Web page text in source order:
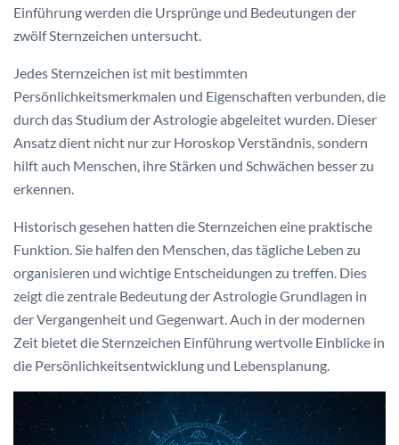
Einführung werden die Ursprünge und Bedeutungen der
zwölf Sternzeichen untersucht.
Jedes Sternzeichen ist mit bestimmten
Persönlichkeitsmerkmalen und Eigenschaften verbunden, die
durch das Studium der Astrologie abgeleitet wurden. Dieser
Ansatz dient nicht nur zur Horoskop Verständnis, sondern
hilft auch Menschen, ihre Stärken und Schwächen besser zu
erkennen.
Historisch gesehen hatten die Sternzeichen eine praktische
Funktion. Sie halfen den Menschen, das tägliche Leben zu
organisieren und wichtige Entscheidungen zu treffen. Dies
zeigt die zentrale Bedeutung der Astrologie Grundlagen in
der Vergangenheit und Gegenwart. Auch in der modernen
Zeit bietet die Sternzeichen Einführung wertvolle Einblicke in
die Persönlichkeitsentwicklung und Lebensplanung.